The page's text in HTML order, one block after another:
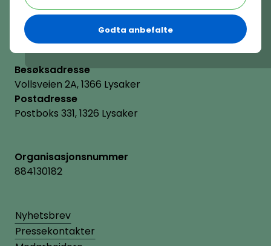
Godta anbefalte
E-post
hrnorge@hrnorge.no
Besøksadresse
Vollsveien 2A, 1366 Lysaker
Postadresse
Postboks 331, 1326 Lysaker
Organisasjonsnummer
884130182
Nyhetsbrev
Pressekontakter